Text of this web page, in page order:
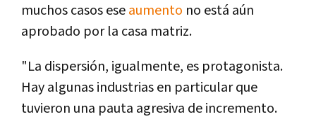
muchos casos eseaumento no está aún
aprobado por la casa matriz.
"La dispersión, igualmente, es protagonista.
Hay algunas industrias en particular que
tuvieron una pauta agresiva de incremento.